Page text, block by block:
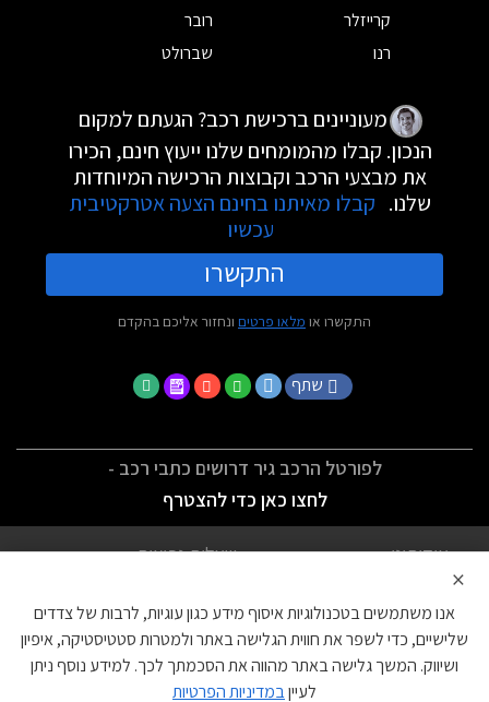
קרייזלר
רובר
רנו
שברולט
מעוניינים ברכישת רכב? הגעתם למקום
הנכון. קבלו מהמומחים שלנו ייעוץ חינם, הכירו
את מבצעי הרכב וקבוצות הרכישה המיוחדות
שלנו. קבלו מאיתנו בחינם הצעה אטרקטיבית
עכשיו
התקשרו
התקשרו או מלאו פרטים ונחזור אליכם בהקדם
שתף
לפורטל הרכב גיר דרושים כתבי רכב -
לחצו כאן כדי להצטרף
אודותינו
שאלות נפוצות
הצהרת נגישות
צור קשר
עוגיות
×
אנו משתמשים בטכנולוגיות איסוף מידע כגון עוגיות, לרבות של צדדים
שלישיים, כדי לשפר את חווית הגלישה באתר ולמטרות סטטיסטיקה, איפיון
ושיווק. המשך גלישה באתר מהווה את הסכמתך לכך. למידע נוסף ניתן
לעייןבמדיניות הפרטיות